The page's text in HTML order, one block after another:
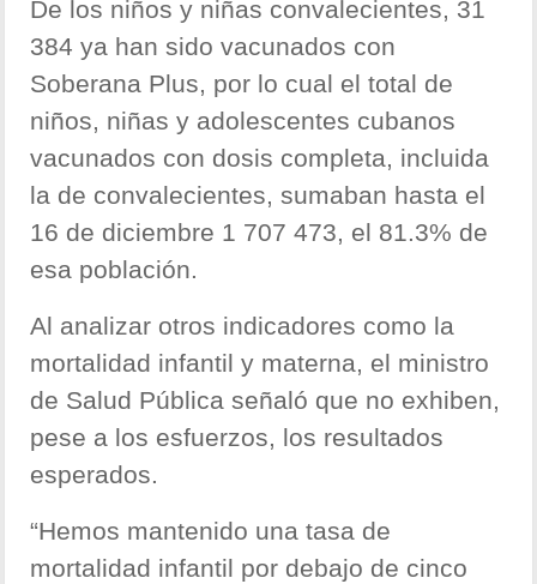
De los niños y niñas convalecientes, 31
384 ya han sido vacunados con
Soberana Plus, por lo cual el total de
niños, niñas y adolescentes cubanos
vacunados con dosis completa, incluida
la de convalecientes, sumaban hasta el
16 de diciembre 1 707 473, el 81.3% de
esa población.
Al analizar otros indicadores como la
mortalidad infantil y materna, el ministro
de Salud Pública señaló que no exhiben,
pese a los esfuerzos, los resultados
esperados.
“Hemos mantenido una tasa de
mortalidad infantil por debajo de cinco